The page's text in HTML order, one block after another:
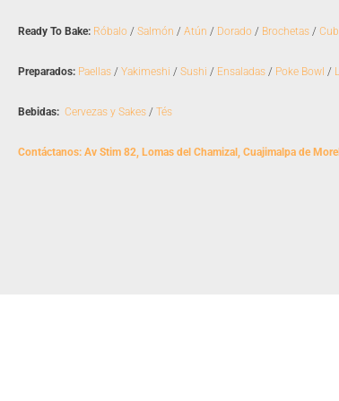
Ready To Bake: Róbalo / Salmón / Atún / Dorado / Brochetas /
Preparados: Paellas / Yakimeshi / Sushi / Ensaladas / Poke Bowl /
Bebidas: Cervezas y Sakes / Tés
Contáctanos: Av Stim 82, Lomas del Chamizal, Cuajimalpa de